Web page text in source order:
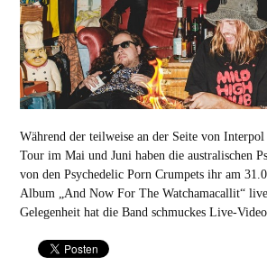
Während der teilweise an der Seite von
Tour im Mai und Juni haben die australischen
von den Psychedelic Porn Crumpets ihr am
Album „And Now For The Watchamacallit“
Gelegenheit hat die Band schmuckes Live-